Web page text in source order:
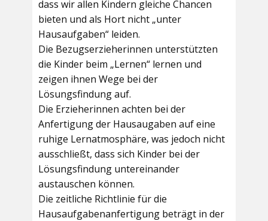
dass wir allen Kindern gleiche Chancen
bieten und als Hort nicht „unter
Hausaufgaben“ leiden.
Die Bezugserzieherinnen unterstützten
die Kinder beim „Lernen“ lernen und
zeigen ihnen Wege bei der
Lösungsfindung auf.
Die Erzieherinnen achten bei der
Anfertigung der Hausaugaben auf eine
ruhige Lernatmosphäre, was jedoch nicht
ausschließt, dass sich Kinder bei der
Lösungsfindung untereinander
austauschen können.
Die zeitliche Richtlinie für die
Hausaufgabenanfertigung beträgt in der